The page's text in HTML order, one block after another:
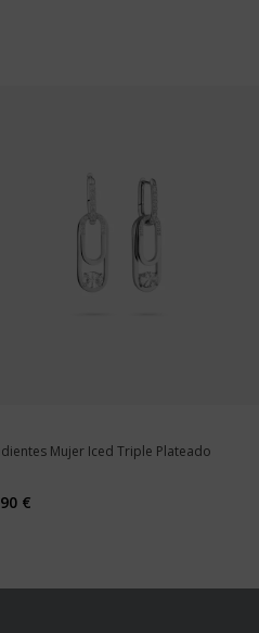
Mujer Iced Triple Plateado
€